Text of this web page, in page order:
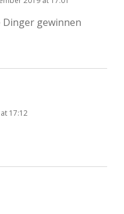
Dinger gewinnen
17:12